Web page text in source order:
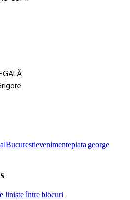
Bucurestievenimentepiata george